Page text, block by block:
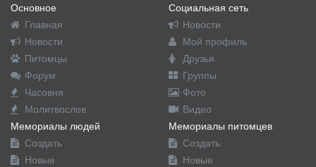
Основное
Главная
Новости
Питомцы
Форум
Часовня
Молитвослов
Социальная сеть
Новости
Мой профиль
Друзья
Группы
Фото
Видео
Мемориалы людей
Создать
Новые
Мемориалы питомцев
Создать
Новые